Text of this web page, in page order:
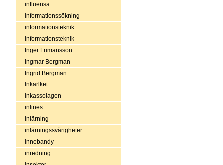
influensa
informationssökning
informationsteknik
informationsteknik
Inger Frimansson
Ingmar Bergman
Ingrid Bergman
inkariket
inkassolagen
inlines
inlärning
inlärningssvårigheter
innebandy
inredning